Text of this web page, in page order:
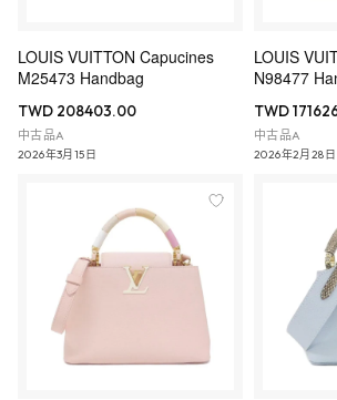
LOUIS VUITTON Capucines
M25473 Handbag
TWD 208403.00
中古品A
2026年3月15日
LOUIS
N98477
TWD
中古品A
2026年2月28日